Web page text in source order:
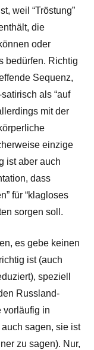
weil “Tröstung”
die
oder
bedürfen. Richtig
Sequenz,
als “auf
mit der
einzige
ist aber auch
dass
für “klagloses
sorgen soll.
es gebe keinen
ist (auch
speziell
Russland-
vorläufig in
sagen, sie ist
zu sagen). Nur,